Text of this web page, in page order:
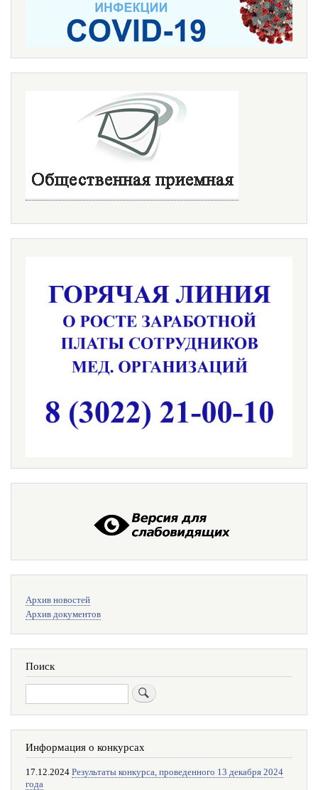
поиска
Архив новостей
Архив документов
Поиск
Поиск
Информация о конкурсах
17.12.2024 Результаты конкурса, проведенного 13 декабря 2024
года